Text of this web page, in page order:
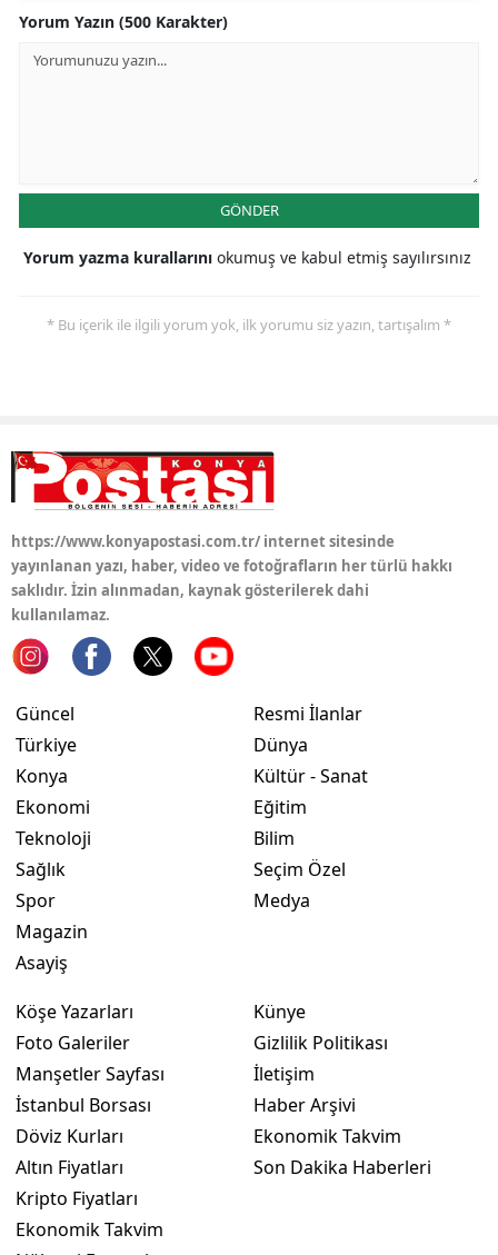
Yorum Yazın (500 Karakter)
GÖNDER
Yorum yazma kurallarını okumuş ve kabul etmiş sayılırsınız
* Bu içerik ile ilgili yorum yok, ilk yorumu siz yazın, tartışalım *
https://www.konyapostasi.com.tr/ internet sitesinde
yayınlanan yazı, haber, video ve fotoğrafların her türlü hakkı
saklıdır. İzin alınmadan, kaynak gösterilerek dahi
kullanılamaz.
Güncel
Türkiye
Konya
Ekonomi
Teknoloji
Sağlık
Spor
Magazin
Asayiş
Resmi İlanlar
Dünya
Kültür - Sanat
Eğitim
Bilim
Seçim Özel
Medya
Köşe Yazarları
Foto Galeriler
Manşetler Sayfası
İstanbul Borsası
Döviz Kurları
Altın Fiyatları
Kripto Fiyatları
Ekonomik Takvim
Künye
Gizlilik Politikası
İletişim
Haber Arşivi
Ekonomik Takvim
Son Dakika Haberleri